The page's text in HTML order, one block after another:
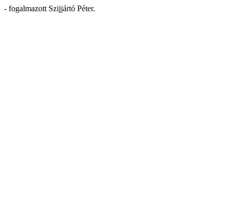
- fogalmazott Szijjártó Péter.